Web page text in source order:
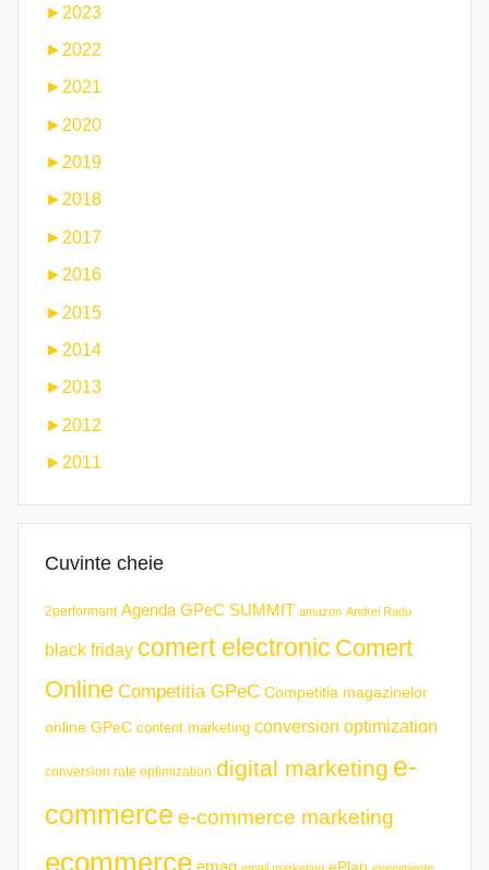
► 2023
► 2022
► 2021
► 2020
► 2019
►2018
► 2017
► 2016
► 2015
► 2014
► 2013
► 2012
► 2011
Cuvinte cheie
2performant Agenda GPeC SUMMIT amazon Andrei Radu
black friday comert electronic Comert
Online Competitia GPeC Competitia magazinelor
online GPeC content marketing conversion optimization
conversion rate optimization digital marketing e-
commerce e-commerce marketing
ecommerce emag